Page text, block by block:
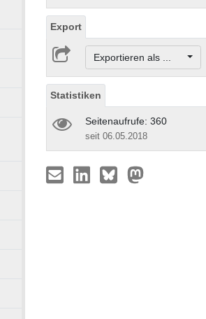
Export
Exportieren als ...
Statistiken
Seitenaufrufe: 360
seit 06.05.2018